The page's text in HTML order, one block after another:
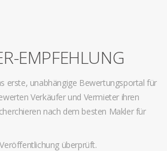
EMPFEHLUNG
erste, unabhängige Bewertungsportal für
Verkäufer und Vermieter ihren
nach dem besten Makler für
überprüft.